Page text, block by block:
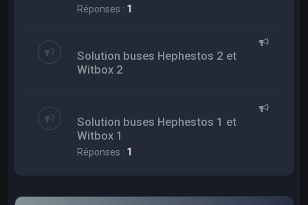
Réponses : 1
Solution buses Hephestos 2 et
Witbox 2
Solution buses Hephestos 1 et
Witbox 1
Réponses : 1